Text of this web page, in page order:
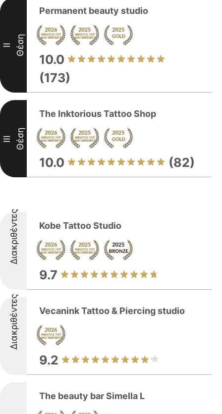
II Θέση
Permanent beauty studio
10.0
(173)
III Θέση
The Inktorious Tattoo Shop
10.0 (82)
Διακριθέντες Kobe Tattoo Studio
9.7
Διακριθέντες Vecanink Tattoo & Piercing studio
9.2
The beauty bar Simella L